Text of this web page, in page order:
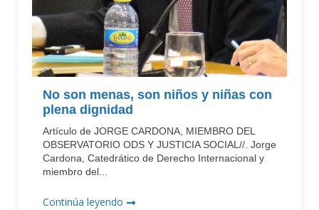
No son menas, son niños y niñas con
plena dignidad
Artículo de JORGE CARDONA, MIEMBRO DEL
OBSERVATORIO ODS Y JUSTICIA SOCIAL//. Jorge
Cardona, Catedrático de Derecho Internacional y
miembro del...
Continúa leyendo